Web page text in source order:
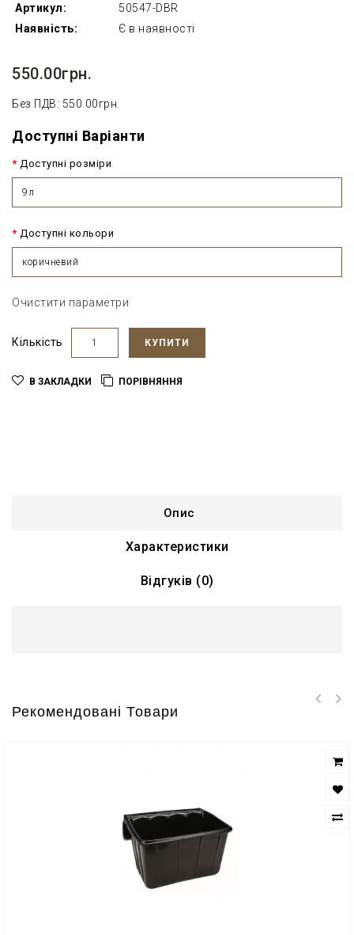
Артикул:
50547-DBR
Наявність:
Є в наявності
550.00грн.
Без ПДВ: 550.00грн.
Доступні Варіанти
Доступні розміри
9л
Доступні кольори
коричневий
Очистити параметри
Кількість КУПИТИ
В ЗАКЛАДКИ ПОРІВНЯННЯ
Опис
Характеристики
Відгуків (0)
Рекомендовані Товари